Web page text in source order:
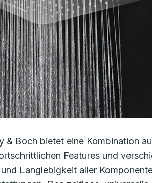
Boch bietet eine Kombination
Features und
Langlebigkeit aller